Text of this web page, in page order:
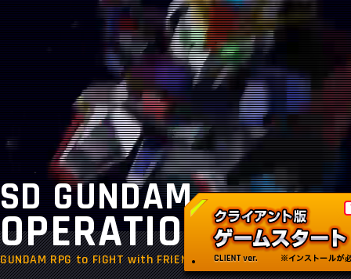
SD GUNDAM
OPERATIONS
GUNDAM RPG to FIGHT with FRIENDS